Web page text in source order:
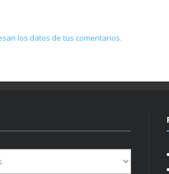
los datos de tus comentarios.